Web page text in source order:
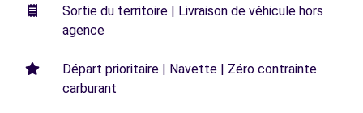
Sortie du territoire | Livraison de véhicule hors
agence
Départ prioritaire | Navette | Zéro contrainte
carburant